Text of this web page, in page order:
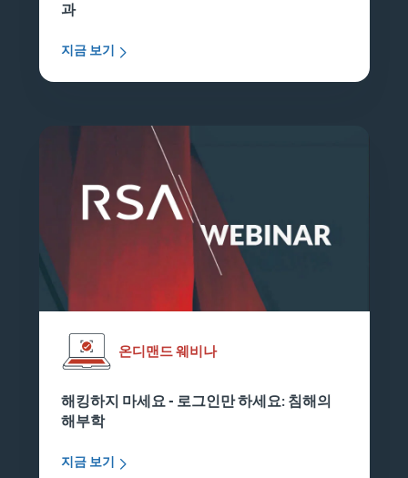
과
지금 보기
온디맨드 웨비나
해킹하지 마세요 - 로그인만 하세요: 침해의
해부학
지금 보기